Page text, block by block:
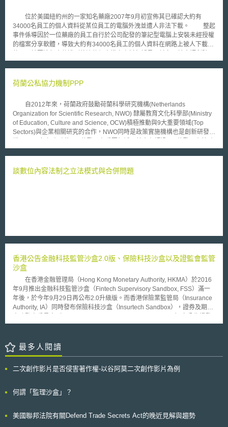
位於美國紐約州的一家知名藥廠2007年9月初宣佈其已確認大約有
34000名員工的個人資料從某位員工的電腦外洩並遭人非法下載。 整起
事件係導因於一位藥廠的員工自行於公司配發的筆記型電腦上安裝未經授權
的檔案分享軟體，導致大約有34000名員工的個人資料在網路上被人下載流
碼、出生日期、電話號碼和銀行信用狀況等等。 美國司法部門目前已
洩的處理方式以及事件發生時的所有相關應變措施提出報告。根據調查，事
至8月24日才以電子郵件通知資料外洩的被害人，反應時間長達六個星期之
久，導致損害持續擴大。 由這起藥廠員工個人資料外洩事件正可顯示
點對點(P2P)網路分享軟體確實潛藏著嚴重的資訊安全風險。透過此類軟
體，網路駭客得以完整地掃描他人電腦硬碟中的檔案，讓不知情使用者的機
密資料隨時處於高度的風險當中。 點對點檔案分享軟體(P2P)，當初開
案。但以此作為入侵他人電腦的工具，甚至未經允許盜取他人的電腦中檔案
荷蘭公私協力機制PPP
自2012年來，荷蘭政府鼓勵荷蘭科學研究機構(Netherlands
Organization for Scientific Research, NWO) 隸屬教育文化科學部(Ministry
of Education, Culture and Science, OCW)積極推動與9大重要領域(Top
Sectors)與企業相關研究的合作，NWO同時是政策實施機構也是創新研發機
公私協力機制 ( Public-Private Partnerships, PPP)。近年來，OCW增加編
歐元；2018年預計增加1億歐元。PPP 參與者為研究機構（例如大學機構、
益最大化之人。原則上，參與PPP的企業並不當然有優先權可將該研究成果
且已簽訂研發成果書面授權或轉讓契約後，始能將該研發成果運用於商業用
途。
談數位內容法制之立法模式與合併問題
香港公告金融科技監管沙盒2.0版、保險科技沙盒以及證監會監管
沙盒
在香港金融管理局（Hong Kong Monetary Authority, HKMA）於2016
年9月推出金融科技監管沙盒（Fintech Supervisory Sandbox, FSS）滿一
年後，於今年9月29日再公布2.0升級版。而香港保險業監管局（Insurance
Authority, IA）同時發布保險科技沙盒（Insurtech Sandbox），證券及期貨
會監管沙盒（SFC Regulatory Sandbox），初步完備香港金融領域沙盒制
科技公司與HKMA連繫機制，將成立金融科技監管聊天室（Fintech
Supervisory Chatroom），改變最初金融科技公司僅能透過銀行窗口與
後金融科技公司可透過HKMA隸屬之金融科技監管聊天室進行意見回饋。並
出「一點通」之一站式便民服務，提供企業選擇沙盒並得以和各機關進行相
港法規，給予受授權保險公司在沙盒機制內進行沙盒試驗，在沙盒試驗中，
最多人閱讀
二次創作影片是否侵害著作權-以谷阿莫二次創作影片為例
何謂「監理沙盒」？
美國聯邦法院有關Defend Trade Secrets Act的晚近見解與趨勢